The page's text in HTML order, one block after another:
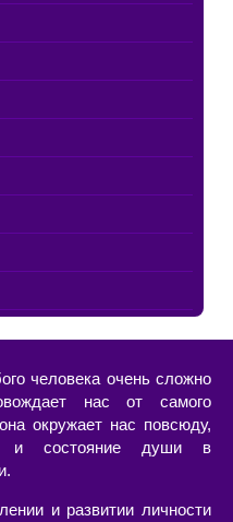
человека очень сложно
нас от самого
окружает нас повсюду,
и состояние души в
и развитии личности